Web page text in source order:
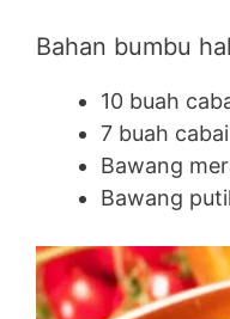
Bahan bumbu
10 buah
7 buah
Bawang
Bawang